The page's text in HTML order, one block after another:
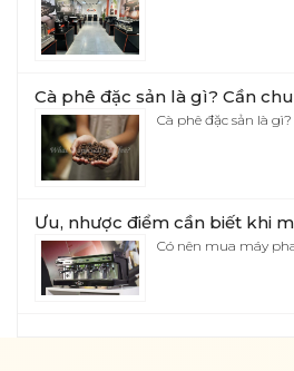
Cà phê đặc sản là
Có nên mua máy